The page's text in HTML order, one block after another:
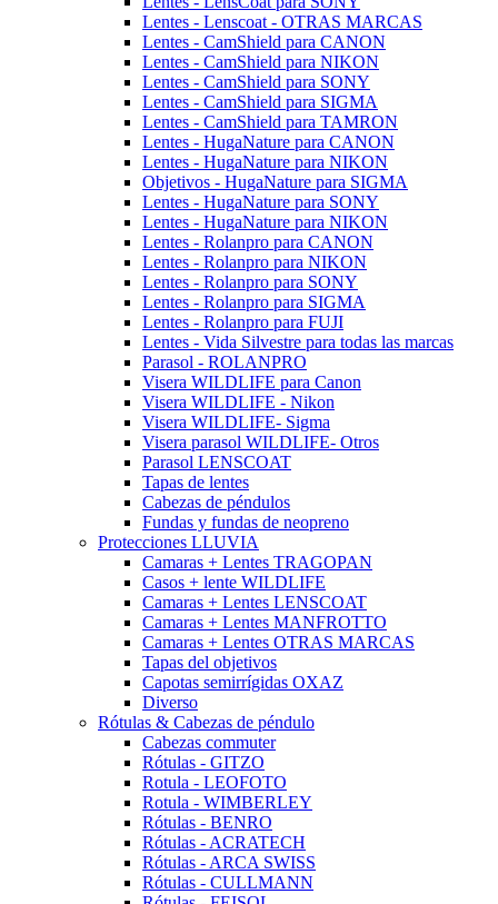
Lentes - Lenscoat - OTRAS MARCAS
Lentes - CamShield para CANON
Lentes - CamShield para NIKON
Lentes - CamShield para SONY
Lentes - CamShield para SIGMA
Lentes - CamShield para TAMRON
Lentes - HugaNature para CANON
Lentes - HugaNature para NIKON
Objetivos - HugaNature para SIGMA
Lentes - HugaNature para SONY
Lentes - HugaNature para NIKON
Lentes - Rolanpro para CANON
Lentes - Rolanpro para NIKON
Lentes - Rolanpro para SONY
Lentes - Rolanpro para SIGMA
Lentes - Rolanpro para FUJI
Lentes - Vida Silvestre para todas las marcas
Parasol - ROLANPRO
Visera WILDLIFE para Canon
Visera WILDLIFE - Nikon
Visera WILDLIFE- Sigma
Visera parasol WILDLIFE- Otros
Parasol LENSCOAT
Tapas de lentes
Cabezas de péndulos
Fundas y fundas de neopreno
Protecciones LLUVIA
Camaras + Lentes TRAGOPAN
Casos + lente WILDLIFE
Camaras + Lentes LENSCOAT
Camaras + Lentes MANFROTTO
Camaras + Lentes OTRAS MARCAS
Tapas del objetivos
Capotas semirrígidas OXAZ
Diverso
Rótulas & Cabezas de péndulo
Cabezas commuter
Rótulas - GITZO
Rotula - LEOFOTO
Rotula - WIMBERLEY
Rótulas - BENRO
Rótulas - ACRATECH
Rótulas - ARCA SWISS
Rótulas - CULLMANN